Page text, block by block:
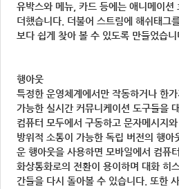
유박스와 메뉴, 카드 등에는 애니메이션
더했습니다. 더불어 스트림에 해쉬태그
보다 쉽게 찾아 볼 수 있도록 만들었습니
행아웃
특정한 운영체계에서만 작동하거나 한
가능한 실시간 커뮤니케이션 도구들을
컴퓨터 모두에서 구동하고 문자메시지
방위적 소통이 가능한 독립 버전의 행아
운 행아웃을 사용하면 모바일에서 컴퓨
화상통화로의 전환이 용이하며 대화 히
간들을 다시 돌아볼 수 있습니다. 또한